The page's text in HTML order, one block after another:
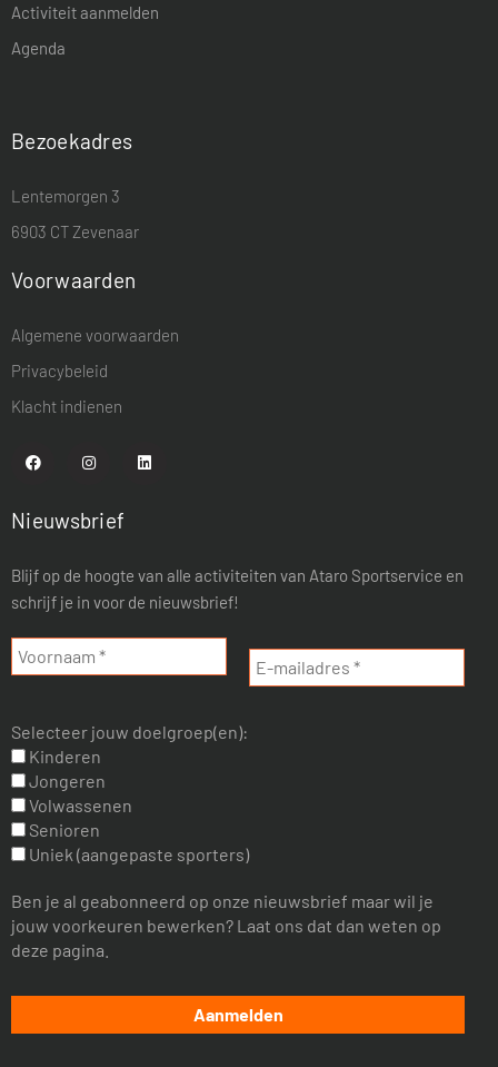
Activiteit aanmelden
Agenda
Bezoekadres
Lentemorgen 3
6903 CT Zevenaar
Voorwaarden
Algemene voorwaarden
Privacybeleid
Klacht indienen
Nieuwsbrief
Blijf op de hoogte van alle activiteiten van Ataro Sportservice en
schrijf je in voor de nieuwsbrief!
Selecteer jouw doelgroep(en):
Kinderen
Jongeren
Volwassenen
Senioren
Uniek (aangepaste sporters)
Ben je al geabonneerd op onze nieuwsbrief maar wil je
jouw voorkeuren bewerken? Laat ons dat dan weten op
deze pagina.